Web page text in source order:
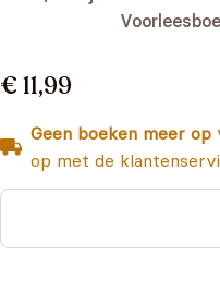
€ 11,99
Geen boeken meer op
op met de